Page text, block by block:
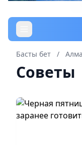
Басты бет /
Советы